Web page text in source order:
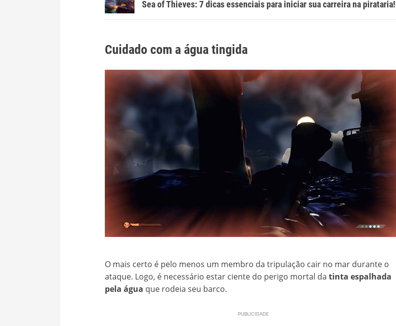
Sea of Thieves: 7 dicas essenciais para iniciar sua carreira na pirataria!
Cuidado com a água tingida
O mais certo é pelo menos um membro da tripulação cair no mar durante o
ataque. Logo, é necessário estar ciente do perigo mortal da tinta espalhada
pela água que rodeia seu barco.